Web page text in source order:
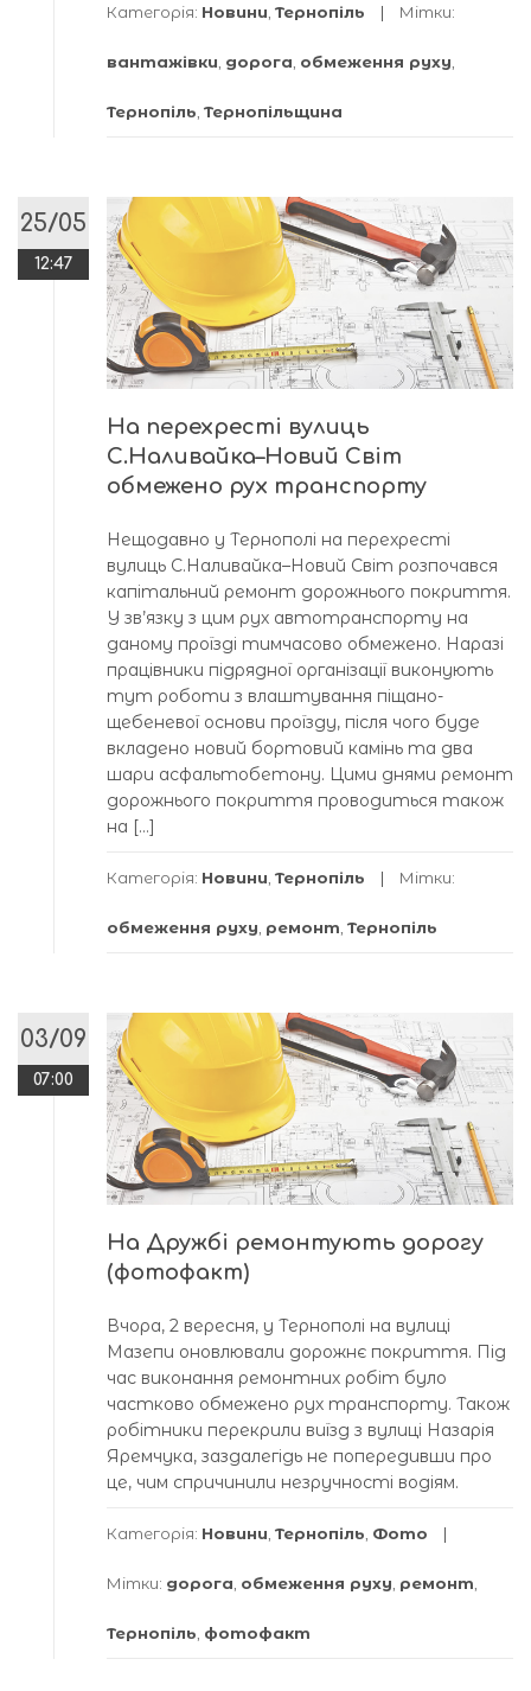
Категорія: Новини Тернопіль Мітки:
вантажівки дорога обмеження руху
Тернопіль Тернопільщина
25/05
12:47
На перехресті вулиць
С.Наливайка–Новий Світ
обмежено рух транспорту
Нещодавно у Тернополі на перехресті
вулиць С.Наливайка–Новий Світ розпочався
капітальний ремонт дорожнього покриття.
У зв’язку з цим рух автотранспорту на
даному проїзді тимчасово обмежено. Наразі
працівники підрядної організації виконують
тут роботи з влаштування піщано-
щебеневої основи проїзду, після чого буде
вкладено новий бортовий камінь та два
шари асфальтобетону. Цими днями ремонт
дорожнього покриття проводиться також
на […]
Категорія: Новини Тернопіль Мітки:
обмеження руху ремонт Тернопіль
03/09
07:00
На Дружбі ремонтують дорогу
(фотофакт)
Вчора, 2 вересня, у Тернополі на вулиці
Мазепи оновлювали дорожнє покриття. Під
час виконання ремонтних робіт було
частково обмежено рух транспорту. Також
робітники перекрили виїзд з вулиці Назарія
Яремчука, заздалегідь не попередивши про
це, чим спричинили незручності водіям.
Категорія: Новини Тернопіль Фото
Мітки: дорога обмеження руху ремонт
Тернопіль фотофакт